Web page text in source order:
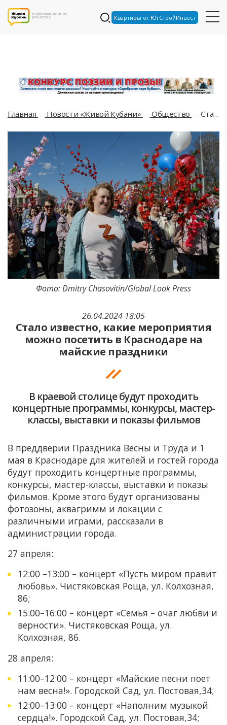
Квартиры от ЮгСтройИнвест
Главная Новости «Живой Кубани» Общество Стало известно, какие мероприятия можно посетить в Краснодаре на майские праздники
26.04.2024 18:05
Стало известно, какие мероприятия
можно посетить в Краснодаре на
майские праздники
В краевой столице будут проходить
концертные программы, конкурсы, мастер-
классы, выставки и показы фильмов
Фото: Dmitry Chasovitin/Global Look Press
В преддверии Праздника Весны и Труда и 1
мая в Краснодаре для жителей и гостей города
будут проходить концертные программы,
конкурсы, мастер-классы, выставки и показы
фильмов. Кроме этого будут организованы
фотозоны, аквагримм и локации с
различными играми, рассказали в
администрации города.
27 апреля:
12:00 –13:00 – концерт «Пусть миром правит
любовь». Чистяковская Роща, ул. Колхозная,
86;
15:00–16:00 – концерт «Семья – очаг любви и
верности». Чистяковская Роща, ул.
Колхозная, 86.
28 апреля:
11:00–12:00 – концерт «Майские песни поет
нам весна!». Городской Сад, ул. Постовая,34;
12:00–13:00 – концерт «Наполним музыкой
сердца!». Городской Сад, ул. Постовая,34;